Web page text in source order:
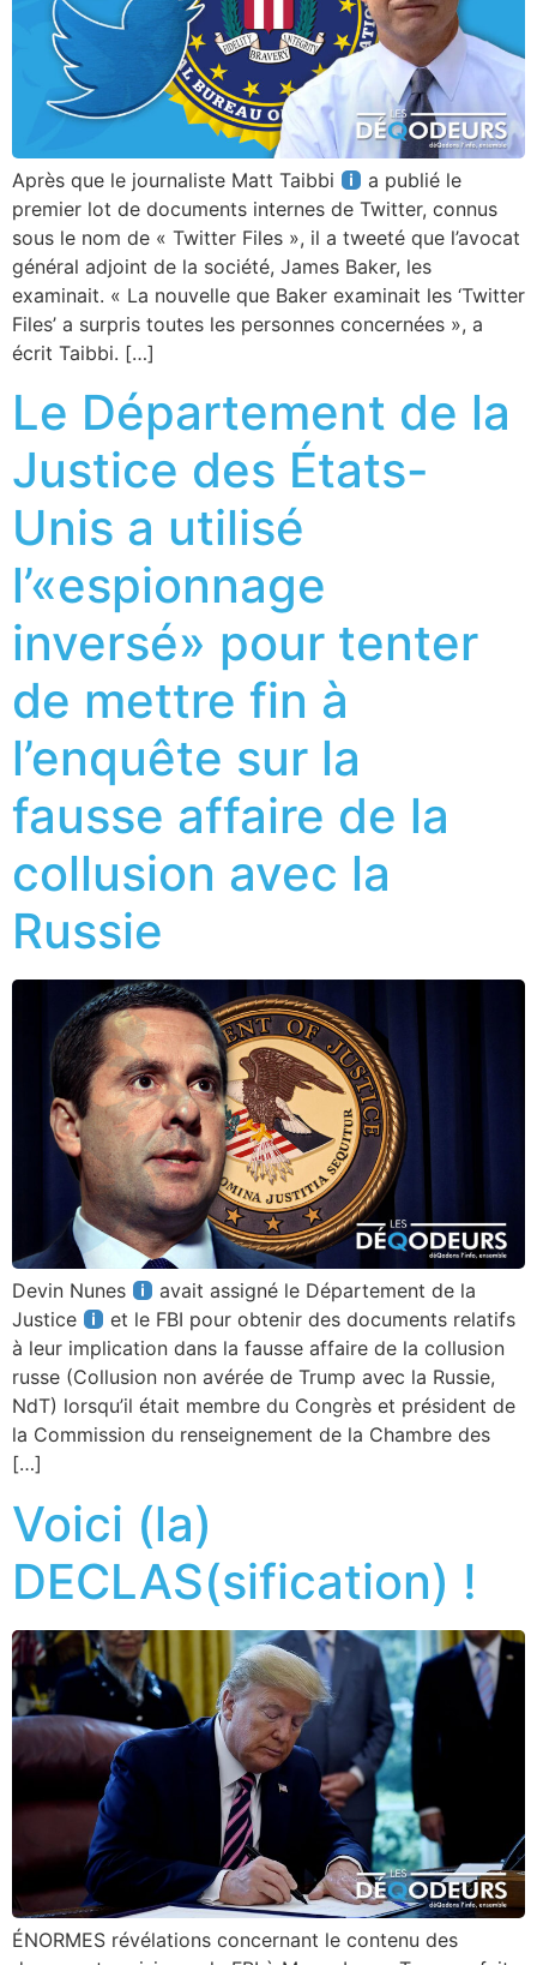
Après que le journaliste Matt Taibbi
a publié le
premier lot de documents internes de Twitter, connus
sous le nom de « Twitter Files », il a tweeté que l’avocat
général adjoint de la société, James Baker, les
examinait. « La nouvelle que Baker examinait les ‘Twitter
Files’ a surpris toutes les personnes concernées », a
écrit Taibbi. […]
Le Département de la
Justice des États-
Unis a utilisé
l’«espionnage
inversé» pour tenter
de mettre fin à
l’enquête sur la
fausse affaire de la
collusion avec la
Russie
Devin Nunes
avait assigné le Département de la
Justice
et le FBI pour obtenir des documents relatifs
à leur implication dans la fausse affaire de la collusion
russe (Collusion non avérée de Trump avec la Russie,
NdT) lorsqu’il était membre du Congrès et président de
la Commission du renseignement de la Chambre des
[…]
Voici (la)
DECLAS(sification) !
ÉNORMES révélations concernant le contenu des